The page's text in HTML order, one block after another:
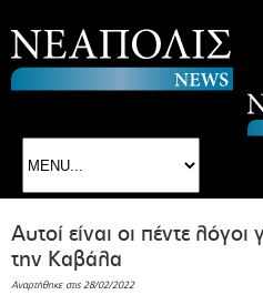
Αυτοί είναι οι πέντε λόγοι
την Καβάλα
Αναρτήθηκε στις 28/02/2022